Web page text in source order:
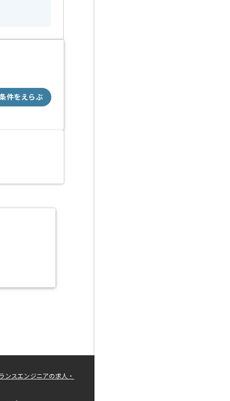
件をえらぶ
ンスエンジニアの求人・